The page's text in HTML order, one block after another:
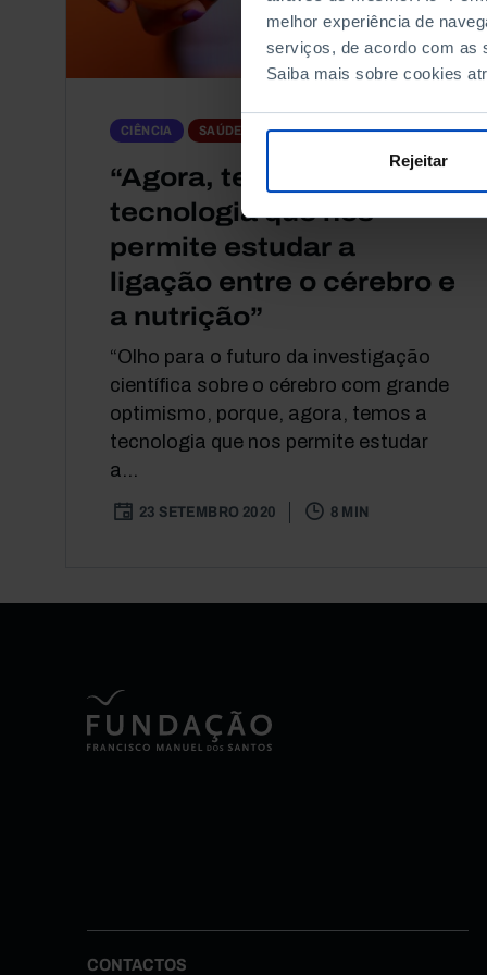
melhor experiência de
serviços, de acordo com as
Saiba mais sobre cookies
Rejeitar
CIÊNCIA SAÚDE ARTIGO
“Agora, temos a
tecnologia que nos
permite estudar a
ligação entre o cérebro e
a nutrição”
“Olho para o futuro da investigação
científica sobre o cérebro com grande
optimismo, porque, agora, temos a
tecnologia que nos permite estudar
a...
23 SETEMBRO 2020 8 MIN
CONTACTOS